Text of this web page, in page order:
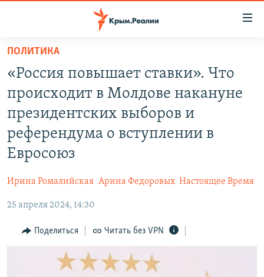
Вернуться
основному
содержанию
Вернутся
главной
навигации
Вернутся
КАРТА ВОЕННЫХ ОБЪЕКТОВ КРЫМА
ВОДА
ИСТОРИЯ
ЕЩЕ
ТЕЛЕПРОЕКТ КРЫМ.РЕАЛИИ
СОВЕТЫ ПРАВОЗАЩИТНИКОВ
ПРОПАВШИЕ БЕЗ ВЕСТИ
КАК ОБОЙТИ БЛОКИРОВКУ
ПОЛИТИКА
«Россия повышает ставки». Что
происходит в Молдове накануне
президентских выборов и
референдума о вступлении в
Евросоюз
Ирина Ромалийская Арина Федоровых Настоящее Время
25 апреля 2024, 14:30
Поделиться Читать без VPN